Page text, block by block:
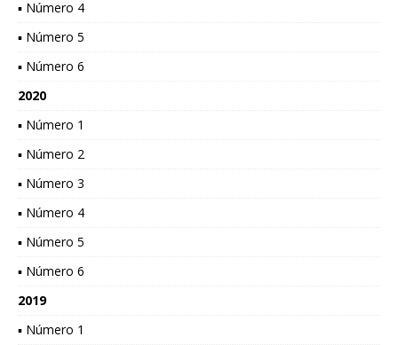
▪ Número 4
▪ Número 5
▪ Número 6
2020
▪ Número 1
▪ Número 2
▪ Número 3
▪ Número 4
▪ Número 5
▪ Número 6
2019
▪ Número 1